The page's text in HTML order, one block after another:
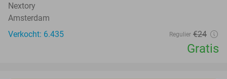
Nextory
Amsterdam
Verkocht: 6.435
Regulier €24
Gratis